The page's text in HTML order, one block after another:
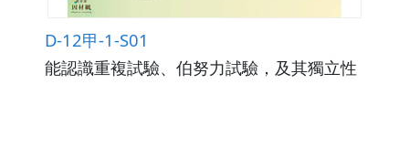
D-12甲-1-S01
能認識重複試驗、伯努力試驗，及其獨立性